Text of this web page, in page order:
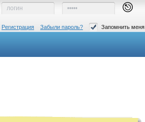
Регистрация Забыли пароль? Запомнить меня